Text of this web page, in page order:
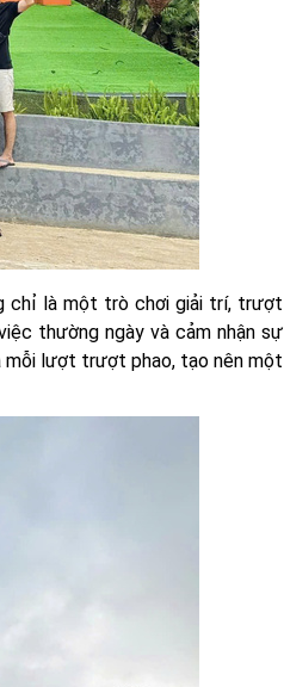
chỉ là một trò chơi giải trí, trượt
thường ngày và cảm nhận sự
mỗi lượt trượt phao, tạo nên một